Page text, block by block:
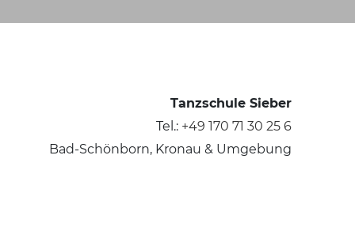
Tanzschule Sieber
Tel.: +49 170 71 30 25 6
Bad-Schönborn, Kronau & Umgebung